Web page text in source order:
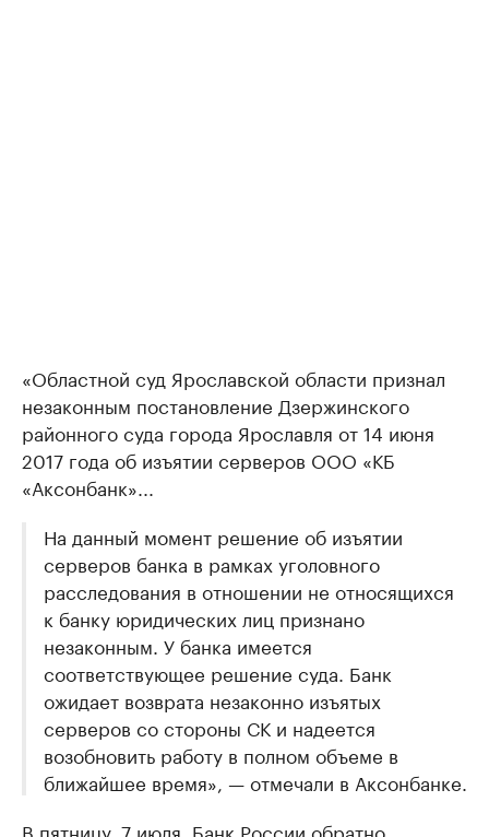
«Областной суд Ярославской области признал
незаконным постановление Дзержинского
районного суда города Ярославля от 14 июня
2017 года об изъятии серверов ООО «КБ
«Аксонбанк»...
На данный момент решение об изъятии
серверов банка в рамках уголовного
расследования в отношении не относящихся
к банку юридических лиц признано
незаконным. У банка имеется
соответствующее решение суда. Банк
ожидает возврата незаконно изъятых
серверов со стороны СК и надеется
возобновить работу в полном объеме в
ближайшее время», — отмечали в Аксонбанке.
В пятницу, 7 июля, Банк России обратно